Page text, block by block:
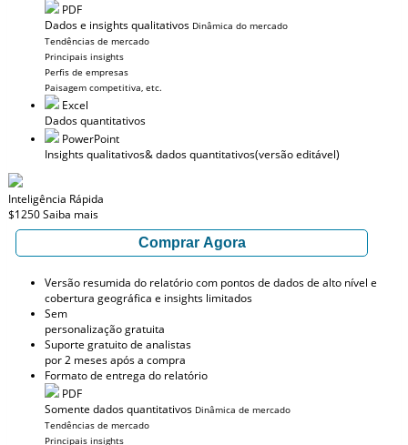
PDF
Dados e insights qualitativos Dinâmica do mercado
Tendências de mercado
Principais insights
Perfis de empresas
Paisagem competitiva, etc.
Excel
Dados quantitativos
PowerPoint
Insights qualitativos& dados quantitativos(versão editável)
Inteligência Rápida
$1250Saiba mais
Comprar Agora
Versão resumida do relatório com pontos de dados de alto nível e
cobertura geográfica e insights limitados
Sem
personalização gratuita
Suporte gratuito de analistas
por 2 meses após a compra
Formato de entrega do relatório
PDF
Somente dados quantitativos Dinâmica de mercado
Tendências de mercado
Principais insights